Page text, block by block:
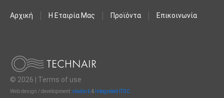
Αρχική Η Εταιρία Μας Προϊόντα Επικοινωνία
© 2026 | Terms of use
Web design / development: studio b& Integrated ITDC